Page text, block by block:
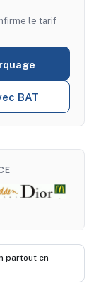
le tarif
BAT
partout en